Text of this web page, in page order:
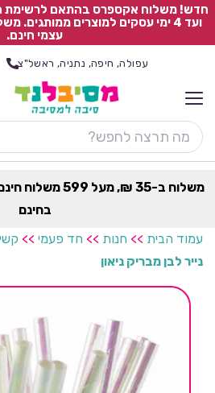
ועד 4 ימי עסקים למוצרים ממותגים.
עצמי חינם.
עפולה, חיפה, נתניה, ראשל"צ
משלוח ב-35 ₪,
בחינם
עמוד הבית >> חנות >> חד פעמי >>
נייר לבן מבריק ניאון